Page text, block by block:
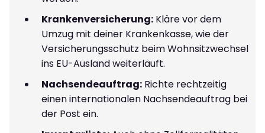
Krankenversicherung: Kläre vor dem
Umzug mit deiner Krankenkasse, wie der
Versicherungsschutz beim Wohnsitzwechsel
ins EU-Ausland weiterläuft.
Nachsendeauftrag: Richte rechtzeitig
einen internationalen Nachsendeauftrag bei
der Post ein.